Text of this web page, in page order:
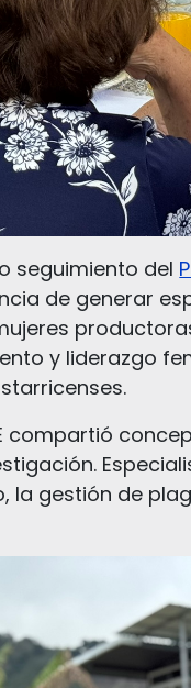
seguimiento del
de generar
y liderazgo
compartió
la gestión de